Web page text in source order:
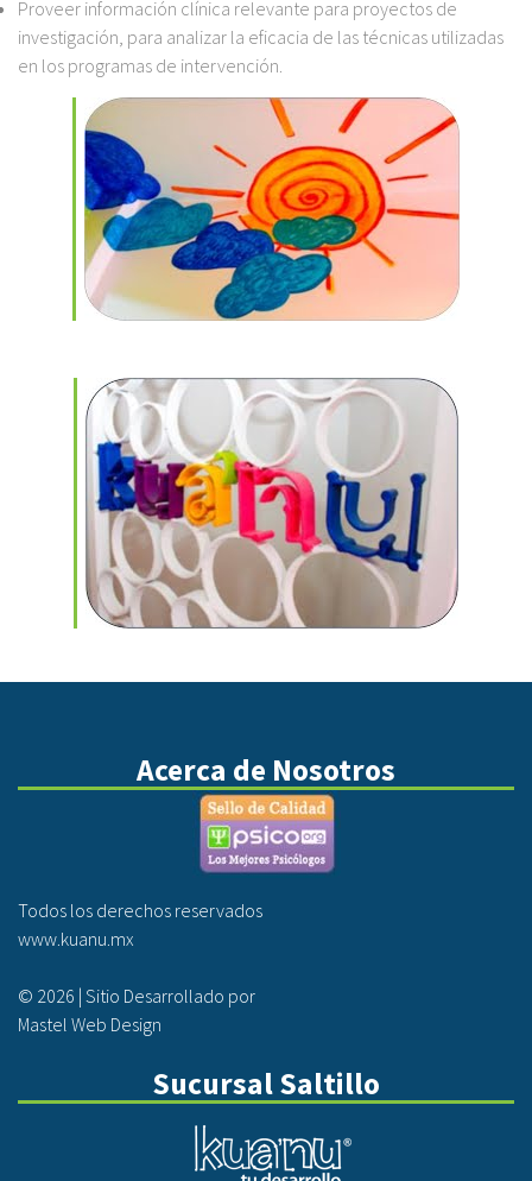
Proveer información clínica relevante para proyectos de
investigación, para analizar la eficacia de las técnicas utilizadas
en los programas de intervención.
Acerca de Nosotros
Todos los derechos reservados
www.kuanu.mx
© 2026 | Sitio Desarrollado por
Mastel Web Design
Sucursal Saltillo